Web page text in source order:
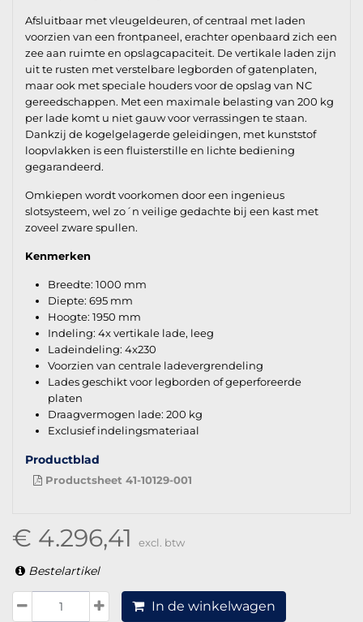
Afsluitbaar met vleugeldeuren, of centraal met laden
voorzien van een frontpaneel, erachter openbaard zich een
zee aan ruimte en opslagcapaciteit. De vertikale laden zijn
uit te rusten met verstelbare legborden of gatenplaten,
maar ook met speciale houders voor de opslag van NC
gereedschappen. Met een maximale belasting van 200 kg
per lade komt u niet gauw voor verrassingen te staan.
Dankzij de kogelgelagerde geleidingen, met kunststof
loopvlakken is een fluisterstille en lichte bediening
gegarandeerd.
Omkiepen wordt voorkomen door een ingenieus
slotsysteem, wel zo´n veilige gedachte bij een kast met
zoveel zware spullen.
Kenmerken
Breedte: 1000 mm
Diepte: 695 mm
Hoogte: 1950 mm
Indeling: 4x vertikale lade, leeg
Ladeindeling: 4x230
Voorzien van centrale ladevergrendeling
Lades geschikt voor legborden of geperforeerde
platen
Draagvermogen lade: 200 kg
Exclusief indelingsmateriaal
Productblad
Productsheet 41-10129-001
€ 4.296,41 excl. btw
Bestelartikel
In de winkelwagen